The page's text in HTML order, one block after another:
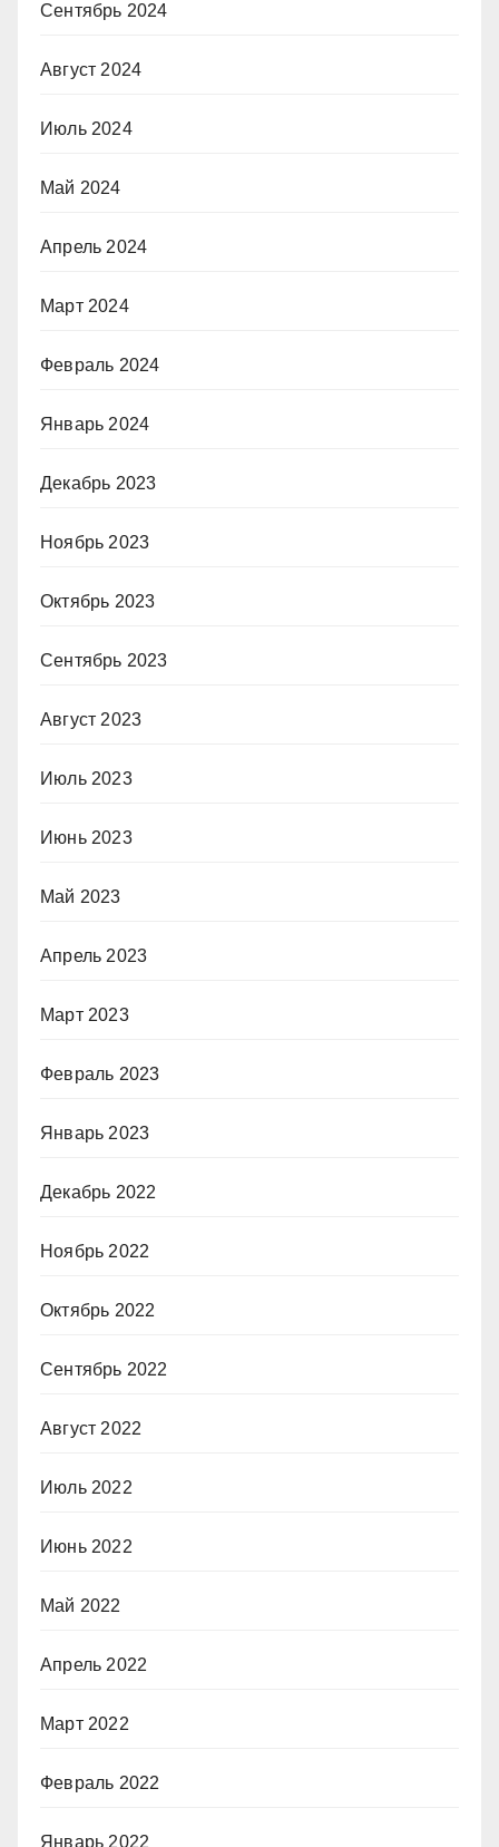
Сентябрь 2024
Август 2024
Июль 2024
Май 2024
Апрель 2024
Март 2024
Февраль 2024
Январь 2024
Декабрь 2023
Ноябрь 2023
Октябрь 2023
Сентябрь 2023
Август 2023
Июль 2023
Июнь 2023
Май 2023
Апрель 2023
Март 2023
Февраль 2023
Январь 2023
Декабрь 2022
Ноябрь 2022
Октябрь 2022
Сентябрь 2022
Август 2022
Июль 2022
Июнь 2022
Май 2022
Апрель 2022
Март 2022
Февраль 2022
Январь 2022